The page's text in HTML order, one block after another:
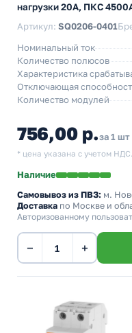
нагрузки 20А, ПКС
Артикул: SQ0206-0401
Номинальный ток
Количество полюсов
Характеристика
Отключающая
Количество модулей
756,00 р.за 1 шт
* цена указана с учетом НДС.
Наличие
Самовывоз из ПВЗ: м.
Доставка по Москве и
Авторизованному
− +